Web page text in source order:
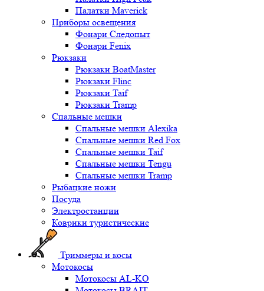
Палатки Maverick
Приборы освещения
Фонари Следопыт
Фонари Fenix
Рюкзаки
Рюкзаки BoatMaster
Рюкзаки Flinc
Рюкзаки Taif
Рюкзаки Tramp
Спальные мешки
Спальные мешки Alexika
Спальные мешки Red Fox
Спальные мешки Taif
Спальные мешки Tengu
Спальные мешки Tramp
Рыбацкие ножи
Посуда
Электростанции
Коврики туристические
Триммеры и косы
Мотокосы
Мотокосы AL-KO